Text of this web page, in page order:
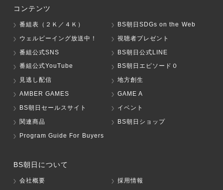
コンテンツ
番組表（２Ｋ／４Ｋ）
BS朝日SDGs on the Web
ウェルビーイング放送中！
視聴者プレゼント
番組公式SNS
BS朝日公式LINE
番組公式YouTube
BS朝日エピソード０
見逃し配信
地方創生
AMBER GAMES
GAME A
BS朝日セールスサイト
イベント
関連商品
BS朝日ショップ
Program Guide For Buyers
BS朝日について
会社概要
採用情報